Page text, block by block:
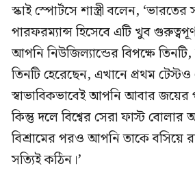
স্কাই স্পোর্টসে শাস্ত্রী বলেন, ‘ভারতের
পারফরম্যান্স হিসেবে এটি খুব
আপনি নিউজিল্যান্ডের বিপক্ষে তিনটি,
তিনটি হেরেছেন, এখানে প্রথম
স্বাভাবিকভাবেই আপনি আবার জয়ের
কিন্তু দলে বিশ্বের সেরা ফাস্ট
বিশ্রামের পরও আপনি তাকে বসিয়ে
সত্যিই কঠিন।’